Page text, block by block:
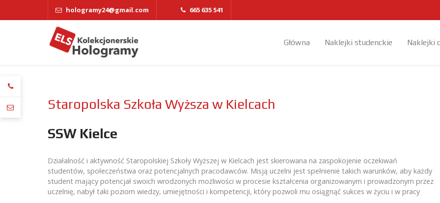
hologramy24@gmail.com 665 635 541
Główna Naklejki studenckie Naklejki
Staropolska Szkoła Wyższa w Kielcach
SSW Kielce
Działalność i aktywność Staropolskiej Szkoły Wyższej w Kielcach jest skierowana na zaspokojenie oczekiwań
studentów, społeczeństwa oraz potencjalnych pracodawców. Misją uczelni jest spełnienie takich warunków, aby każdy
student mający potencjał swoich wrodzonych możliwości w procesie kształcenia organizowanym i prowadzonym przez
uczelnię, nabył taki poziom wiedzy, umiejętności i kompetencji, który pozwoli mu osiągnąć sukces w życiu i w pracy